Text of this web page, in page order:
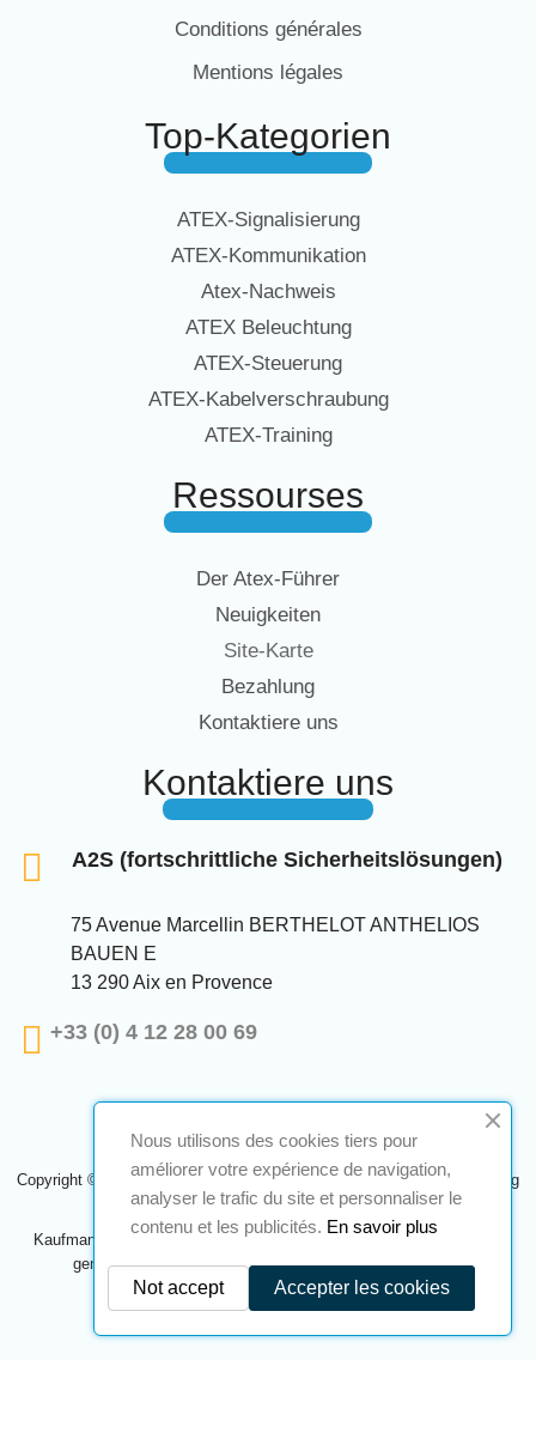
Conditions générales
Mentions légales
Top-Kategorien
ATEX-Signalisierung
ATEX-Kommunikation
Atex-Nachweis
ATEX Beleuchtung
ATEX-Steuerung
ATEX-Kabelverschraubung
ATEX-Training
Ressourses
Der Atex-Führer
Neuigkeiten
Site-Karte
Bezahlung
Kontaktiere uns
Kontaktiere uns
A2S (fortschrittliche Sicherheitslösungen)
75 Avenue Marcellin BERTHELOT ANTHELIOS
BAUEN E
13 290 Aix en Provence
+33 (0) 4 12 28 00 69
Copyright © 2024 A2S ATEX. Alle Rechte vorbehalten. Eine Realisierung
Navilog
Kaufmann, der von der offensichtlichen Meinung des Unternehmens
genehmigt wurde,Klicken Sie hier, um es zu überprüfen.
Nous utilisons des cookies tiers pour
améliorer votre expérience de navigation,
analyser le trafic du site et personnaliser le
contenu et les publicités. En savoir plus
Accepter les cookies
Not accept